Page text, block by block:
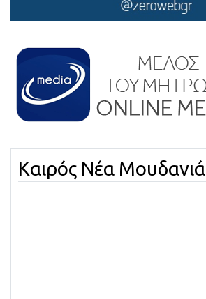
Καιρός Νέα Μουδανιά